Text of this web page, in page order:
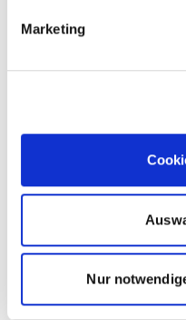
Marketing
Nur